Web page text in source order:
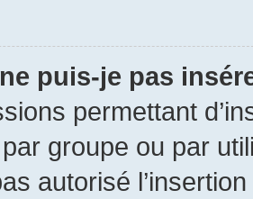
puis-je pas
permettant
groupe ou par
autorisé